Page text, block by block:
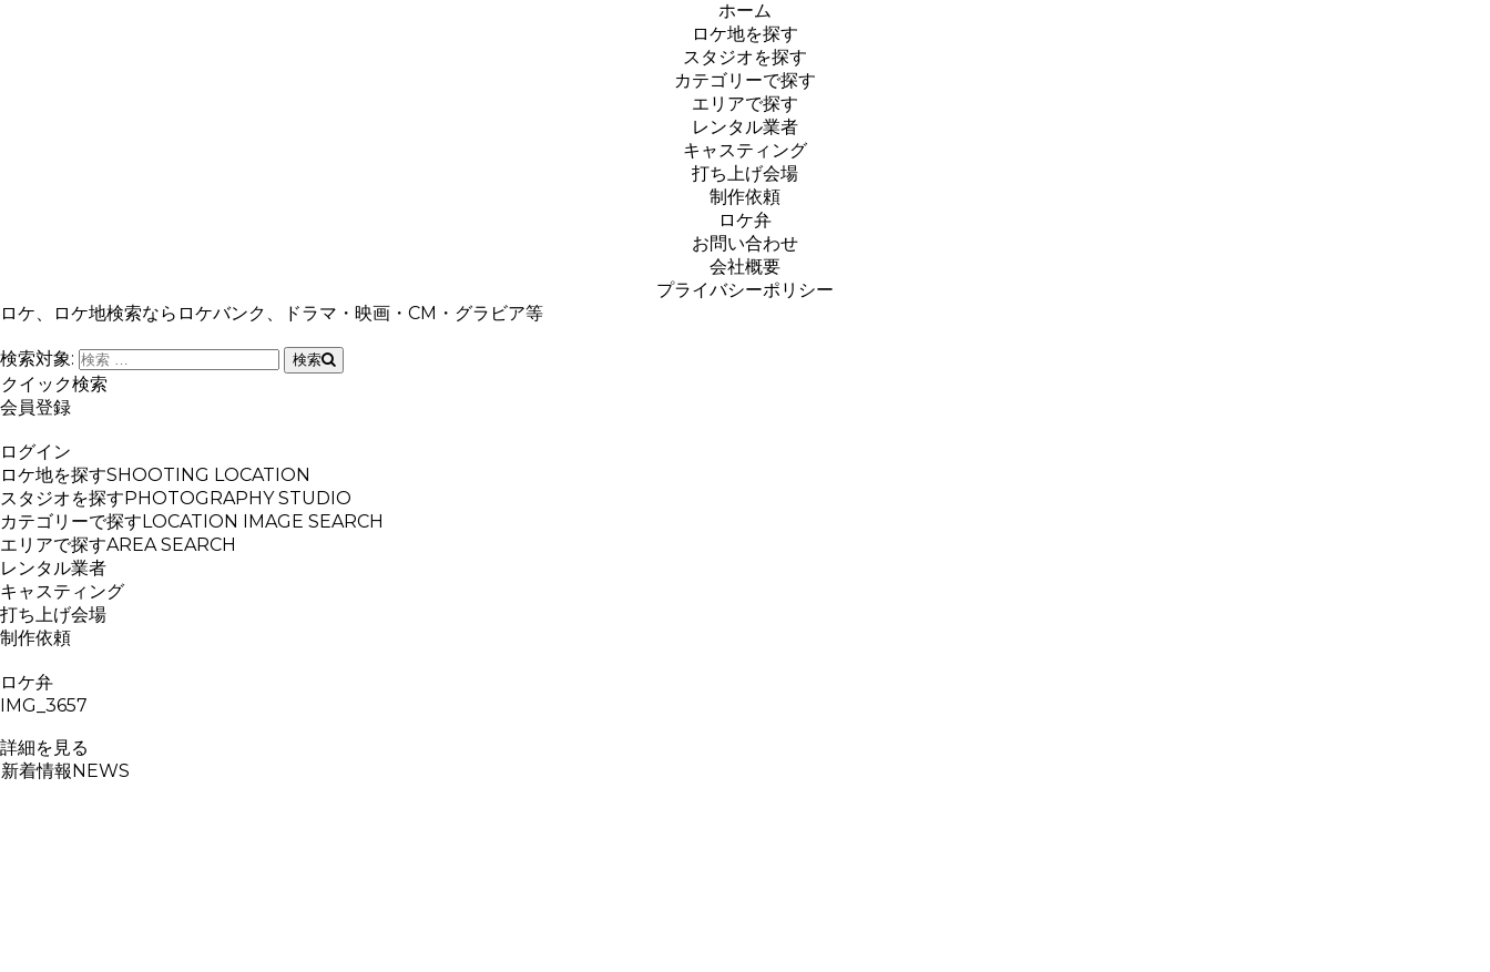
ホーム
ロケ地を探す
スタジオを探す
カテゴリーで探す
エリアで探す
レンタル業者
キャスティング
打ち上げ会場
制作依頼
ロケ弁
お問い合わせ
会社概要
プライバシーポリシー
ロケ、ロケ地検索ならロケバンク、ドラマ・映画・CM・グラビア等
検索対象: 検索
クイック検索
会員登録
ログイン
ロケ地を探すSHOOTING LOCATION
スタジオを探すPHOTOGRAPHY STUDIO
カテゴリーで探すLOCATION IMAGE SEARCH
エリアで探すAREA SEARCH
レンタル業者
キャスティング
打ち上げ会場
制作依頼
ロケ弁
IMG_3657
詳細を見る
新着情報NEWS